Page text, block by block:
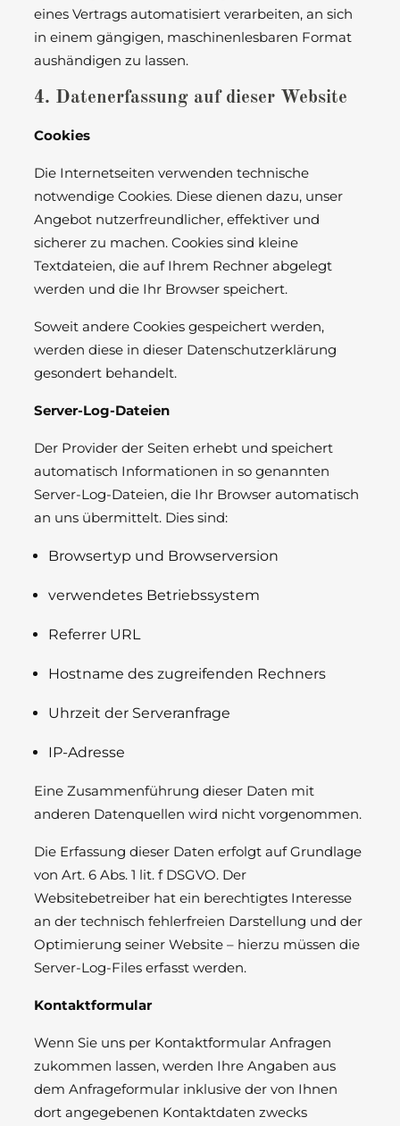
eines Vertrags automatisiert verarbeiten, an sich
in einem gängigen, maschinenlesbaren Format
aushändigen zu lassen.
4. Datenerfassung auf dieser Website
Cookies
Die Internetseiten verwenden technische
notwendige Cookies. Diese dienen dazu, unser
Angebot nutzerfreundlicher, effektiver und
sicherer zu machen. Cookies sind kleine
Textdateien, die auf Ihrem Rechner abgelegt
werden und die Ihr Browser speichert.
Soweit andere Cookies gespeichert werden,
werden diese in dieser Datenschutzerklärung
gesondert behandelt.
Server-Log-Dateien
Der Provider der Seiten erhebt und speichert
automatisch Informationen in so genannten
Server-Log-Dateien, die Ihr Browser automatisch
an uns übermittelt. Dies sind:
Browsertyp und Browserversion
verwendetes Betriebssystem
Referrer URL
Hostname des zugreifenden Rechners
Uhrzeit der Serveranfrage
IP-Adresse
Eine Zusammenführung dieser Daten mit
anderen Datenquellen wird nicht vorgenommen.
Die Erfassung dieser Daten erfolgt auf Grundlage
von Art. 6 Abs. 1 lit. f DSGVO. Der
Websitebetreiber hat ein berechtigtes Interesse
an der technisch fehlerfreien Darstellung und der
Optimierung seiner Website – hierzu müssen die
Server-Log-Files erfasst werden.
Kontaktformular
Wenn Sie uns per Kontaktformular Anfragen
zukommen lassen, werden Ihre Angaben aus
dem Anfrageformular inklusive der von Ihnen
dort angegebenen Kontaktdaten zwecks